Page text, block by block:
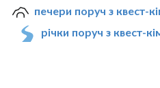
печери поруч з квест-
річки поруч з квест-